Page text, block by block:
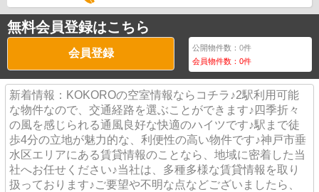
無料会員登録はこちら
会員登録 公開物件数：0件
会員物件数：0件
新着情報：KOKOROの空室情報ならコチラ♪2駅利用可能
な物件なので、交通経路を選ぶことができます♪四季折々
の風を感じられる通風良好な快適のハイツです♪駅まで徒
歩4分の立地が魅力的な、利便性の高い物件です♪神戸市垂
水区エリアにある賃貸情報のことなら、地域に密着した当
社へお任せください♪当社は、多種多様な賃貸情報を取り
扱っております♪ご要望や不明な点などございましたら、